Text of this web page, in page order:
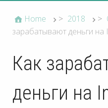
Home > 2018 >
зарабатывают деньги на
Как
деньги на